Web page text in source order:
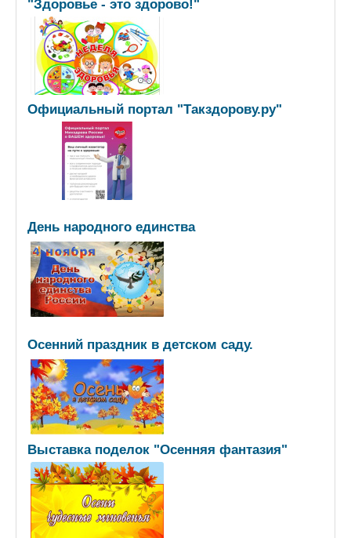
"Здоровье - это здорово!"
Официальный портал "Такздорову.ру"
День народного единства
Осенний праздник в детском саду.
Выставка поделок "Осенняя фантазия"